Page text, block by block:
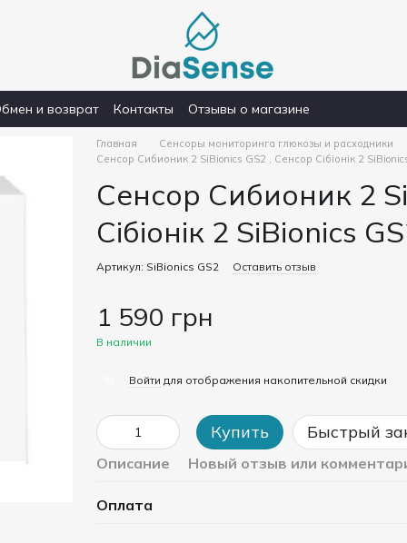
и возврат Контакты Отзывы о магазине
Главная Сенсоры мониторинга глюкозы и расходники
Сенсор Сибионик 2 SiBionics GS2 , Сенсор Сібіонік 2
Сенсор Сибионик 2
Сібіонік 2 SiBionics
Артикул: SiBionics GS2 Оставить отзыв
1 590 грн
В наличии
Войти для отображения накопительной скидки
Купить Быстрый
Описание Новый отзыв или
Оплата